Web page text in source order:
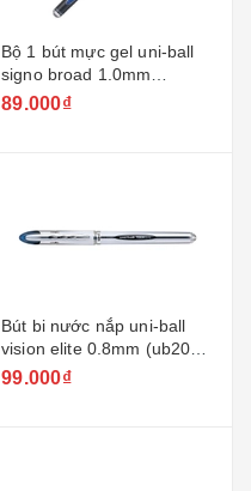
Bộ 1 bút mực gel uni-ball
signo broad 1.0mm
(um153/um153s) + ruột
89.000₫
Bút bi nước nắp uni-ball
vision elite 0.8mm (ub200)
+ ruột
99.000₫